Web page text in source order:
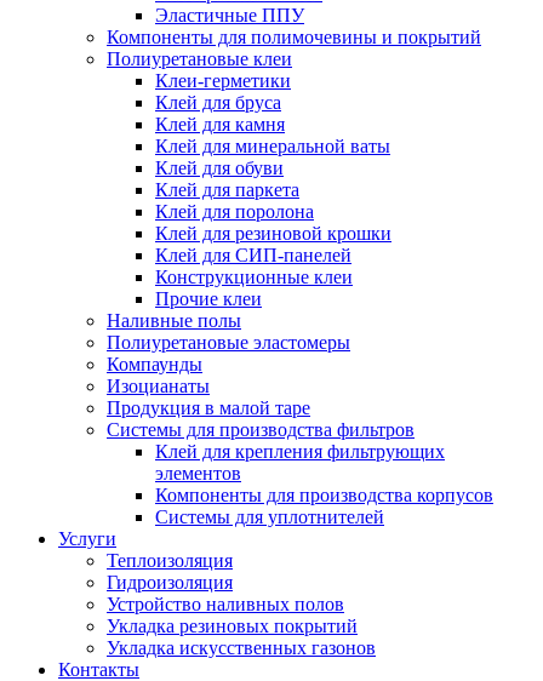
Эластичные ППУ
Компоненты для полимочевины и покрытий
Полиуретановые клеи
Клеи-герметики
Клей для бруса
Клей для камня
Клей для минеральной ваты
Клей для обуви
Клей для паркета
Клей для поролона
Клей для резиновой крошки
Клей для СИП-панелей
Конструкционные клеи
Прочие клеи
Наливные полы
Полиуретановые эластомеры
Компаунды
Изоцианаты
Продукция в малой таре
Системы для производства фильтров
Клей для крепления фильтрующих
элементов
Компоненты для производства корпусов
Системы для уплотнителей
Услуги
Теплоизоляция
Гидроизоляция
Устройство наливных полов
Укладка резиновых покрытий
Укладка искусственных газонов
Контакты